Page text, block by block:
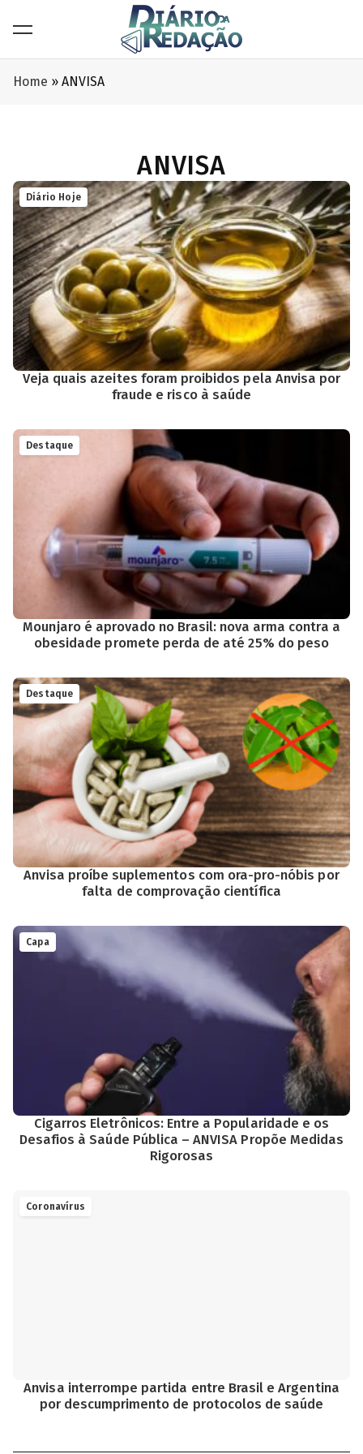
Home » ANVISA
ANVISA
Diário Hoje
Veja quais azeites foram proibidos pela Anvisa por
fraude e risco à saúde
Destaque
Mounjaro é aprovado no Brasil: nova arma contra a
obesidade promete perda de até 25% do peso
Destaque
Anvisa proíbe suplementos com ora-pro-nóbis por
falta de comprovação científica
Capa
Cigarros Eletrônicos: Entre a Popularidade e os
Desafios à Saúde Pública – ANVISA Propõe Medidas
Rigorosas
Coronavírus
Anvisa interrompe partida entre Brasil e Argentina
por descumprimento de protocolos de saúde